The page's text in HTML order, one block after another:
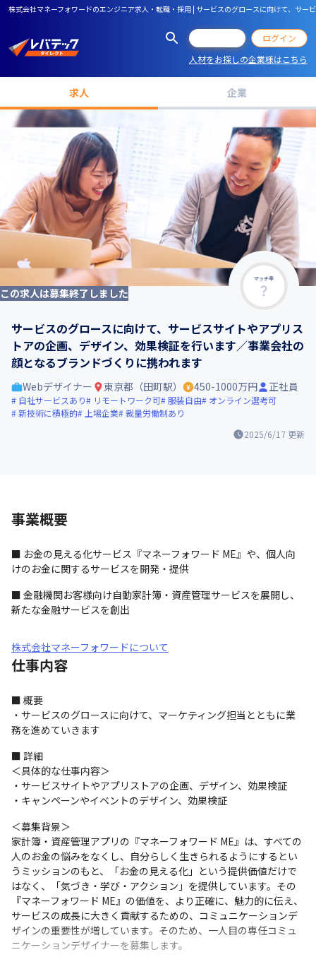
株式会社マネーフォワードのエンジニア求人・転職・採用 | サービスのグロースに向けて、サ
ログイン
人材をお探しの企業様はこちら
求人 企業
マッチ率
この求人は募集終了しました
サービスのグロースに向けて、サービスサイトやアプリス
トアの企画、デザイン、効果検証を行います／事業会社の
顔となるブランドづくりに携われます
2025/6/17 更新
Webデザイナー 東京都（田町駅） 450-1000万円 正社員
自社サービスあり リモートワーク可 服装自由
オンライン選考可
新技術に積極的
上場企業 裁量労働制あり
事業概要
■ お金の見える化サービス『マネーフォワード ME』や、個人向
けのお金に関するサービスを開発・提供
■ 金融機関お客様向け自動家計簿・資産管理サービスを展開し、
新たな金融サービスを創出
株式会社マネーフォワードについて
仕事内容
■ 概要
・サービスのグロースに向けて、マーケティング担当とともに業
務を進めていきます
■ 詳細
＜具体的な仕事内容＞
・サービスサイトやアプリストアの企画、デザイン、効果検証
・キャンペーンやイベントのデザイン、効果検証
＜募集背景＞
家計簿・資産管理アプリの『マネーフォワード ME』は、すべての
人のお金の悩みをなくし、自分らしく生きられるようにするとい
うミッションのもと、「お金の見える化」という提供価値だけで
はなく、「気づき・学び・アクション」を提供しています。その
『マネーフォワード ME』の価値を、より正確に、魅力的に伝え、
サービスの成長に大きく貢献するための、コミュニケーションデ
ザインの重要性が増しています。そのため、一人目の専任コミュ
ニケーションデザイナーを募集します。